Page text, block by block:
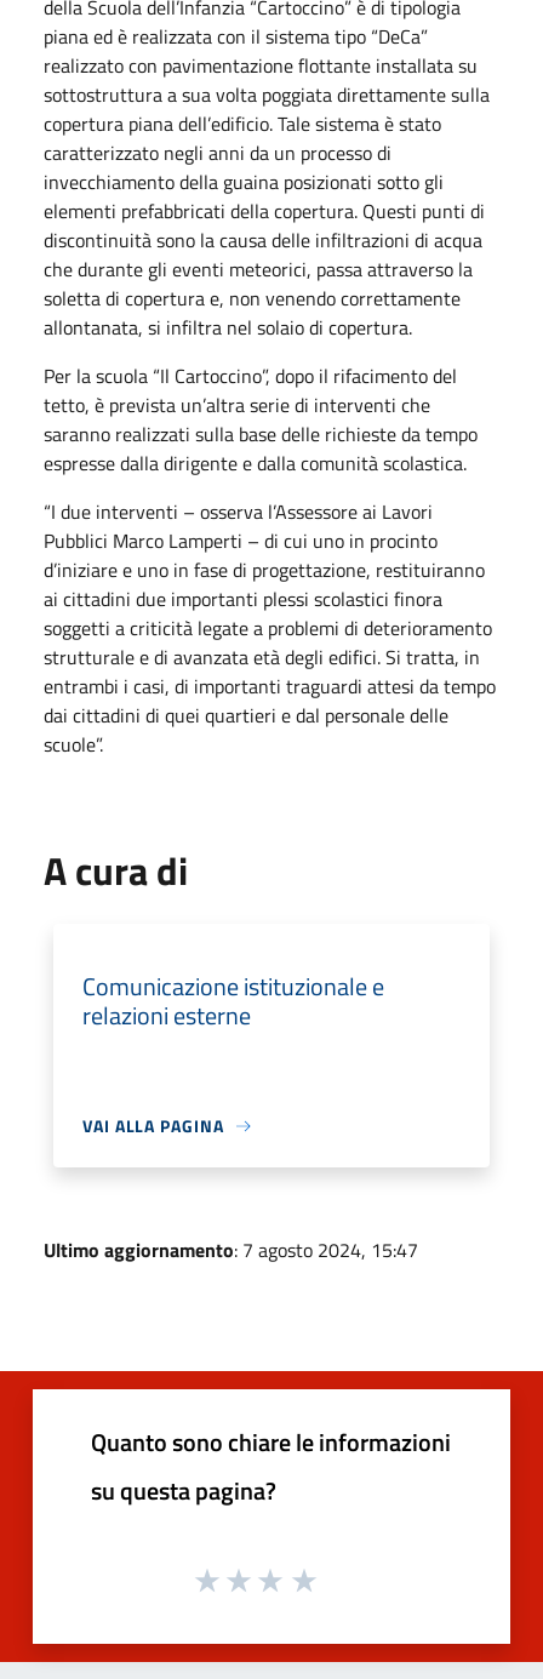
della Scuola dell’Infanzia “Cartoccino” è di tipologia
piana ed è realizzata con il sistema tipo “DeCa”
realizzato con pavimentazione flottante installata su
sottostruttura a sua volta poggiata direttamente sulla
copertura piana dell’edificio. Tale sistema è stato
caratterizzato negli anni da un processo di
invecchiamento della guaina posizionati sotto gli
elementi prefabbricati della copertura. Questi punti di
discontinuità sono la causa delle infiltrazioni di acqua
che durante gli eventi meteorici, passa attraverso la
soletta di copertura e, non venendo correttamente
allontanata, si infiltra nel solaio di copertura.
Per la scuola “Il Cartoccino”, dopo il rifacimento del
tetto, è prevista un’altra serie di interventi che
saranno realizzati sulla base delle richieste da tempo
espresse dalla dirigente e dalla comunità scolastica.
“I due interventi – osserva l’Assessore ai Lavori
Pubblici Marco Lamperti – di cui uno in procinto
d’iniziare e uno in fase di progettazione, restituiranno
ai cittadini due importanti plessi scolastici finora
soggetti a criticità legate a problemi di deterioramento
strutturale e di avanzata età degli edifici. Si tratta, in
entrambi i casi, di importanti traguardi attesi da tempo
dai cittadini di quei quartieri e dal personale delle
scuole”.
A cura di
Comunicazione istituzionale e
relazioni esterne
VAI ALLA PAGINA
Ultimo aggiornamento: 7 agosto 2024, 15:47
Quanto sono chiare le informazioni
su questa pagina?